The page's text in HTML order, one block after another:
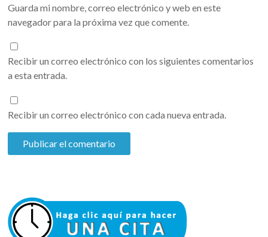
Guarda mi nombre, correo electrónico y web en este
navegador para la próxima vez que comente.
Recibir un correo electrónico con los siguientes comentarios
a esta entrada.
Recibir un correo electrónico con cada nueva entrada.